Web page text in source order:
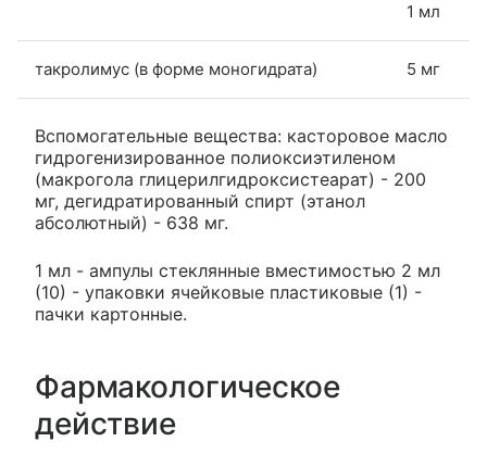
1 мл
такролимус (в форме моногидрата) 5 мг
Вспомогательные вещества: касторовое масло
гидрогенизированное полиоксиэтиленом
(макрогола глицерилгидроксистеарат) - 200
мг, дегидратированный спирт (этанол
абсолютный) - 638 мг.
1 мл - ампулы стеклянные вместимостью 2 мл
(10) - упаковки ячейковые пластиковые (1) -
пачки картонные.
Фармакологическое
действие